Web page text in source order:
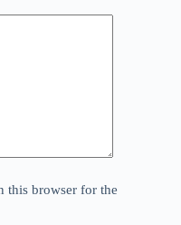
this browser for the